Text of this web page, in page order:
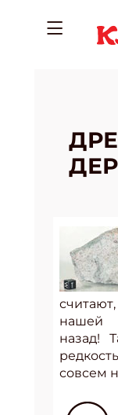
нашей
назад!
совсем